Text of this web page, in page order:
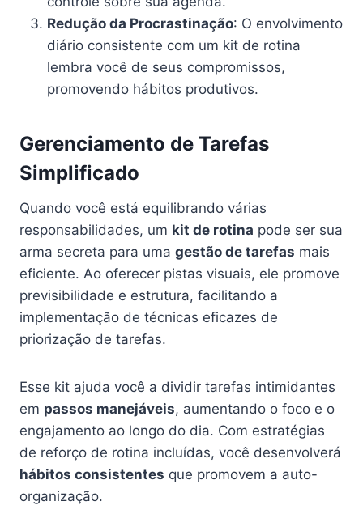
Redução da Procrastinação: O envolvimento
diário consistente com um kit de rotina
lembra você de seus compromissos,
promovendo hábitos produtivos.
Gerenciamento de Tarefas
Simplificado
Quando você está equilibrando várias
responsabilidades, um kit de rotina pode ser sua
arma secreta para uma gestão de tarefas mais
eficiente. Ao oferecer pistas visuais, ele promove
previsibilidade e estrutura, facilitando a
implementação de técnicas eficazes de
priorização de tarefas.
Esse kit ajuda você a dividir tarefas intimidantes
em passos manejáveis, aumentando o foco e o
engajamento ao longo do dia. Com estratégias
de reforço de rotina incluídas, você desenvolverá
hábitos consistentes que promovem a auto-
organização.